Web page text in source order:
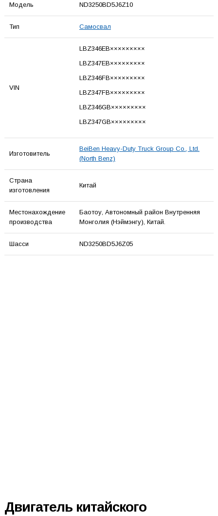
Модель ND3250BD5J6Z10
Тип Самосвал
VIN
LBZ346EB×××××××××
LBZ347EB×××××××××
LBZ346FB×××××××××
LBZ347FB×××××××××
LBZ346GB×××××××××
LBZ347GB×××××××××
Изготовитель
BeiBen Heavy-Duty Truck Group Co., Ltd.
(North Benz)
Страна
изготовления
Китай
Местонахождение
производства
Баотоу, Автономный район Внутренняя
Монголия (Нэймэнгу), Китай.
Шасси ND3250BD5J6Z05
Двигатель китайского